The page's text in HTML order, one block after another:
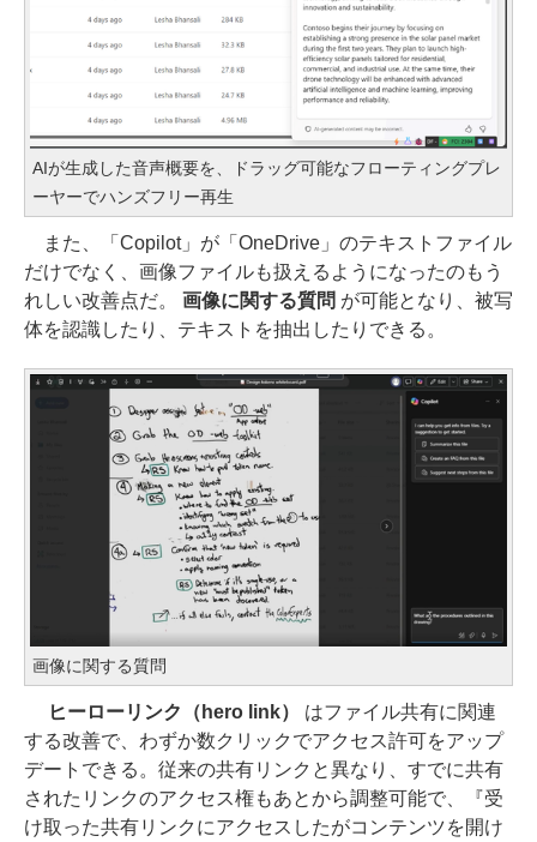
AIが生成した音声概要を、ドラッグ可能なフローティングプレ
ーヤーでハンズフリー再生
また、「Copilot」が「OneDrive」のテキストファイル
だけでなく、画像ファイルも扱えるようになったのもう
れしい改善点だ。
画像に関する質問 が可能となり、被写
体を認識したり、テキストを抽出したりできる。
画像に関する質問
ヒーローリンク（hero link） はファイル共有に関連
する改善で、わずか数クリックでアクセス許可をアップ
デートできる。従来の共有リンクと異なり、すでに共有
されたリンクのアクセス権もあとから調整可能で、『受
け取った共有リンクにアクセスしたがコンテンツを開け